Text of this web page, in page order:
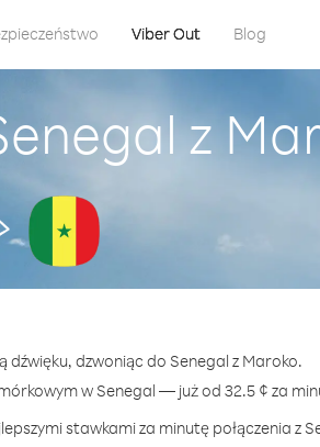
Viber Out Blog
z
dźwięku, dzwoniąc do Senegal z Maroko.
w Senegal — już od 32.5 ¢ za
stawkami za minutę połączenia z